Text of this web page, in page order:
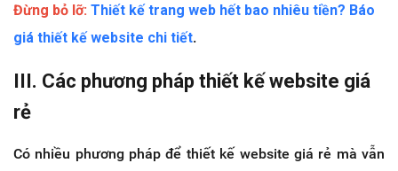
Đừng bỏ lỡ: Thiết kế trang web hết bao nhiêu tiền? Báo
giá thiết kế website chi tiết.
III. Các phương pháp thiết kế website giá
rẻ
Có nhiều phương pháp để thiết kế website giá rẻ mà vẫn